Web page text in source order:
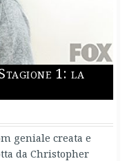
1: la
geniale creata e
da Christopher